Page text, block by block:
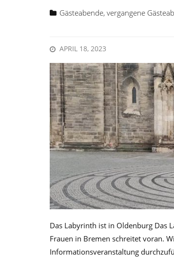
Gästeabende, vergangene
APRIL 18, 2023
Das Labyrinth ist in Oldenburg Das
Frauen in Bremen schreitet voran.
Informationsveranstaltung